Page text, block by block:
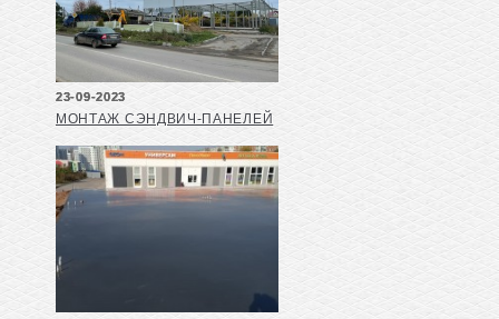
23-09-2023
МОНТАЖ СЭНДВИЧ-ПАНЕЛЕЙ